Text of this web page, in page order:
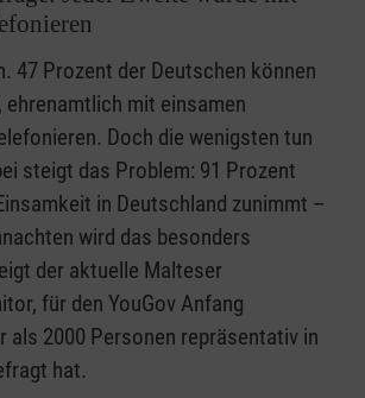
47 Prozent der Deutschen können
mit einsamen
Doch die wenigsten tun
steigt das Problem: 91 Prozent
in Deutschland zunimmt –
wird das besonders
der aktuelle Malteser
für den YouGov Anfang
als 2000 Personen repräsentativ in
hat.